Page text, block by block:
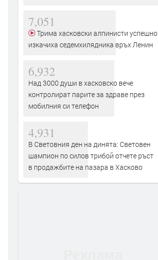
7,051
Трима хасковски алпинисти успешно
изкачиха седемхилядника връх Ленин
6,932
Над 3000 души в хасковско вече
контролират парите за здраве през
мобилния си телефон
4,931
В Световния ден на динята: Световен
шампион по силов трибой отчете ръст
в продажбите на пазара в Хасково